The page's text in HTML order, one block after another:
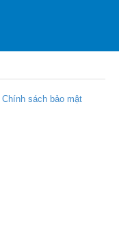
Chính sách bảo mật